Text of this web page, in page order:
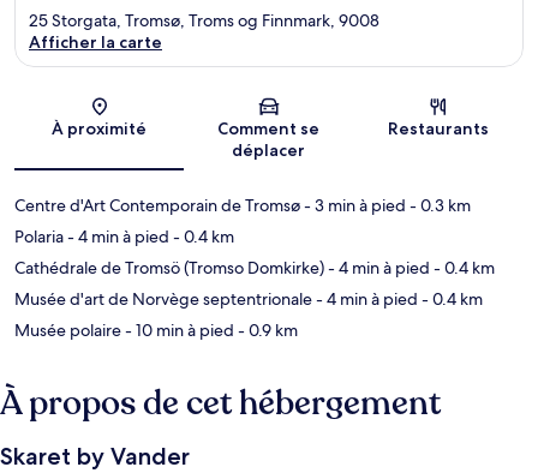
Carte
25 Storgata, Tromsø, Troms og Finnmark, 9008
Afficher la carte
À proximité
Comment se
déplacer
Restaurants
Centre d'Art Contemporain de Tromsø- 3 min à pied - 0.3 km
Polaria- 4 min à pied - 0.4 km
Cathédrale de Tromsö (Tromso Domkirke)- 4 min à pied - 0.4 km
Musée d'art de Norvège septentrionale- 4 min à pied - 0.4 km
Musée polaire- 10 min à pied - 0.9 km
À propos de cet hébergement
Skaret by Vander